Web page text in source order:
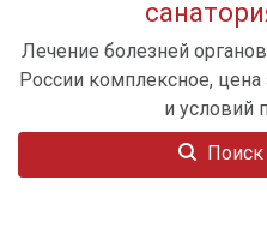
Лечение болезней
России комплексное, цена
и условий
Поиск